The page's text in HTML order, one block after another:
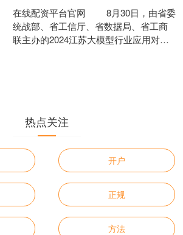
在线配资平台官网 8月30日，由省委
统战部、省工信厅、省数据局、省工商
联主办的2024江苏大模型行业应用对接
热点关注
开户
正规
方法